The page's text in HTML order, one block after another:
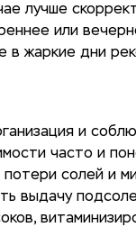
лучше
или
в жаркие дни
и
часто и
потери солей и
выдачу